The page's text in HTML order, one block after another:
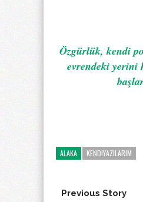
Özgürlük, kendi
evrendeki yerini
ALAKA KENDIYAZILARIM
Previous Story